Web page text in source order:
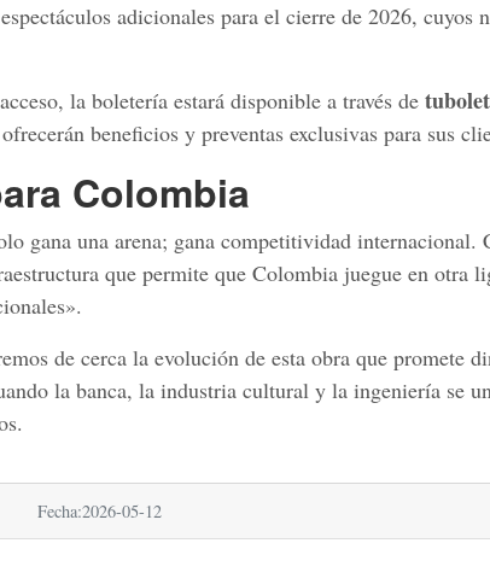
adicionales para el cierre de 2026, cuyos
la boletería estará disponible a través de
beneficios y preventas exclusivas para sus
Colombia
gana una arena; gana competitividad internacional.
que permite que Colombia juegue en otra
de cerca la evolución de esta obra que promete
la banca, la industria cultural y la ingeniería se
05-12